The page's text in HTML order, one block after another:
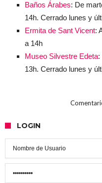
Baños Árabes: De
14h. Cerrado lunes y
Ermita de Sant Vicent:
a 14h
Museo Silvestre Edeta:
13h. Cerrado lunes y
LOGIN